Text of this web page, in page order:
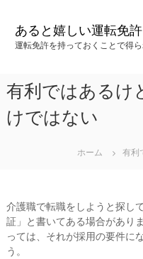
ス
キ
ッ
あると嬉しい運転免許
運転免許を持っておくことで得
有利ではあるけ
けではない
ホーム 有利
介護職で転職をしようと探し
証」と書いてある場合があり
っては、それが採用の要件に
う。